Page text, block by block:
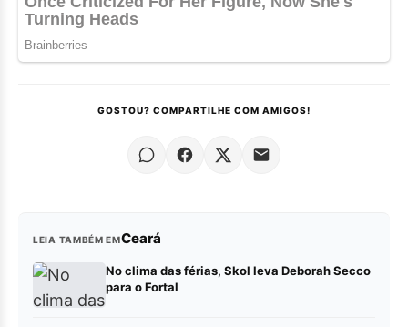
GOSTOU? COMPARTILHE COM AMIGOS!
LEIA TAMBÉM EMCeará
No clima das férias, Skol leva Deborah Secco
para o Fortal